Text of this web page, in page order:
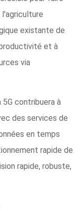
existante de
et à
via
contribuera à
des services de
en temps
rapide de
rapide, robuste,